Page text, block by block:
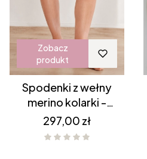
Zobacz
produkt
Spodenki z wełny
merino kolarki -
Czarne
Cena
297,00 zł